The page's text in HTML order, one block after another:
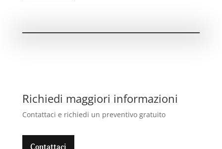
Richiedi maggiori informazioni
Contattaci e richiedi un preventivo gratuito
Contattaci